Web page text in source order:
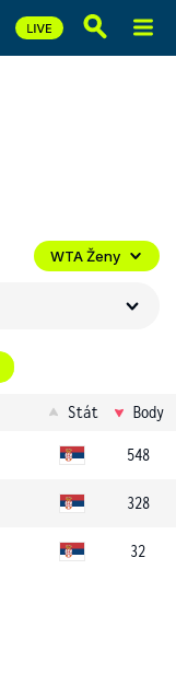
WTA Ženy
Stát Body
548
328
32